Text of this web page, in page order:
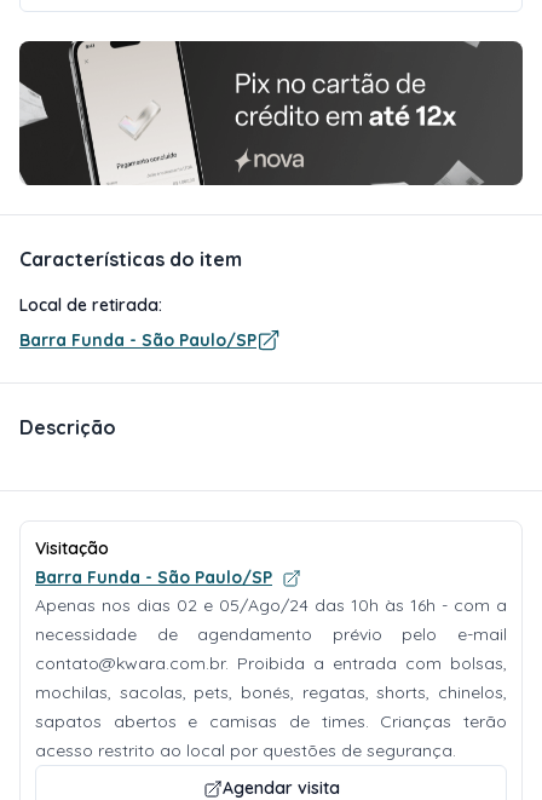
Características do item
Local de retirada:
Barra Funda - São Paulo/SP
Descrição
Visitação
Barra Funda - São Paulo/SP
Apenas nos dias 02 e 05/Ago/24 das 10h às 16h - com a
necessidade de agendamento prévio pelo e-mail
contato@kwara.com.br. Proibida a entrada com bolsas,
mochilas, sacolas, pets, bonés, regatas, shorts, chinelos,
sapatos abertos e camisas de times. Crianças terão
acesso restrito ao local por questões de segurança.
Agendar visita